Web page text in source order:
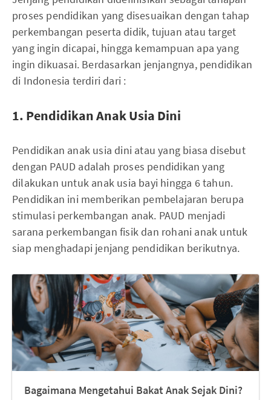
proses pendidikan yang disesuaikan dengan tahap
perkembangan peserta didik, tujuan atau target
yang ingin dicapai, hingga kemampuan apa yang
ingin dikuasai. Berdasarkan jenjangnya, pendidikan
di Indonesia terdiri dari :
1. Pendidikan Anak Usia Dini
Pendidikan anak usia dini atau yang biasa disebut
dengan PAUD adalah proses pendidikan yang
dilakukan untuk anak usia bayi hingga 6 tahun.
Pendidikan ini memberikan pembelajaran berupa
stimulasi perkembangan anak. PAUD menjadi
sarana perkembangan fisik dan rohani anak untuk
siap menghadapi jenjang pendidikan berikutnya.
Bagaimana Mengetahui Bakat Anak Sejak Dini?